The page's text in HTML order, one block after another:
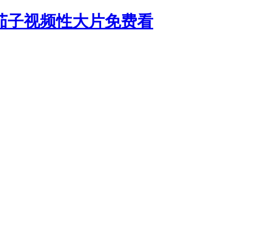
子视频性大片免费看